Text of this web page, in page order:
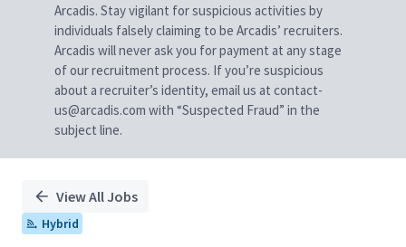
Arcadis. Stay vigilant for suspicious activities by
individuals falsely claiming to be Arcadis’ recruiters.
Arcadis will never ask you for payment at any stage
of our recruitment process. If you’re suspicious
about a recruiter’s identity, email us at contact-
us@arcadis.com with “Suspected Fraud” in the
subject line.
View All Jobs
Hybrid